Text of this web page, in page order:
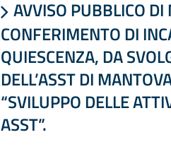
 AVVISO PUBBLICO
CONFERIMENTO DI
QUIESCENZA, DA
DELL’ASST DI
“SVILUPPO DELLE
ASST”.